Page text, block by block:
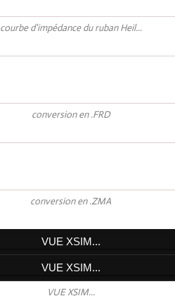
courbe d'impédance du ruban Heil...
conversion en .FRD
conversion en .ZMA
VUE XSIM...